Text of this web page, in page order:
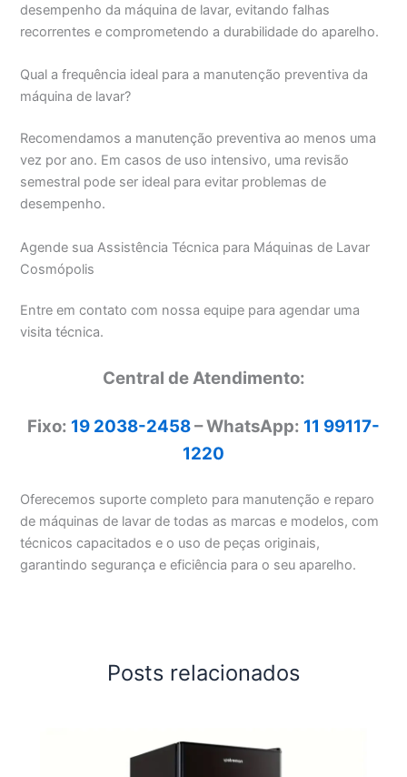
desempenho da máquina de lavar, evitando falhas
recorrentes e comprometendo a durabilidade do aparelho.
Qual a frequência ideal para a manutenção preventiva da
máquina de lavar?
Recomendamos a manutenção preventiva ao menos uma
vez por ano. Em casos de uso intensivo, uma revisão
semestral pode ser ideal para evitar problemas de
desempenho.
Agende sua Assistência Técnica para Máquinas de Lavar
Cosmópolis
Entre em contato com nossa equipe para agendar uma
visita técnica.
Central de Atendimento:
Fixo: 19 2038-2458– WhatsApp: 11 99117-
1220
Oferecemos suporte completo para manutenção e reparo
de máquinas de lavar de todas as marcas e modelos, com
técnicos capacitados e o uso de peças originais,
garantindo segurança e eficiência para o seu aparelho.
Posts relacionados